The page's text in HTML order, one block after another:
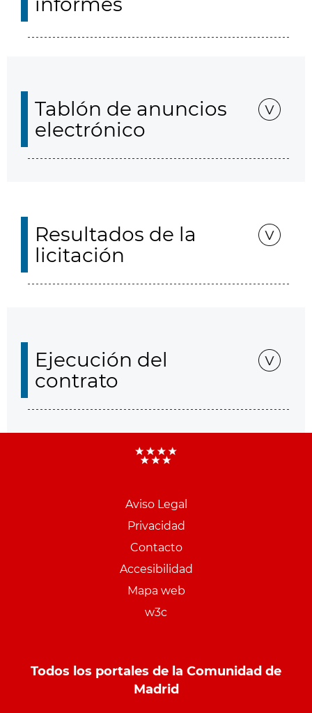
Tablón de anuncios
electrónico
Resultados de la
licitación
Ejecución del
contrato
Aviso Legal
Privacidad
Contacto
Accesibilidad
Mapa web
w3c
Todos los portales de la Comunidad de
Madrid